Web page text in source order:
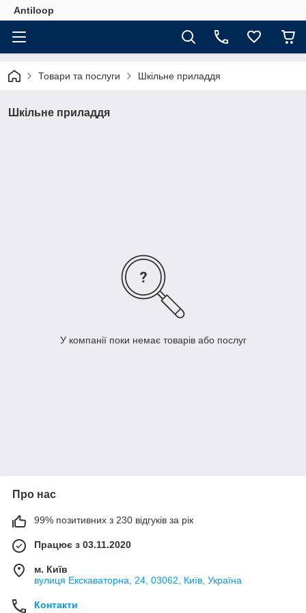
Antiloop
Товари та послуги Шкільне приладдя
Шкільне приладдя
У компанії поки немає товарів або послуг
Про нас
99% позитивних з 230 відгуків за рік
Працює з 03.11.2020
м. Київ
вулиця Екскаваторна, 24, 03062, Київ, Україна
Контакти